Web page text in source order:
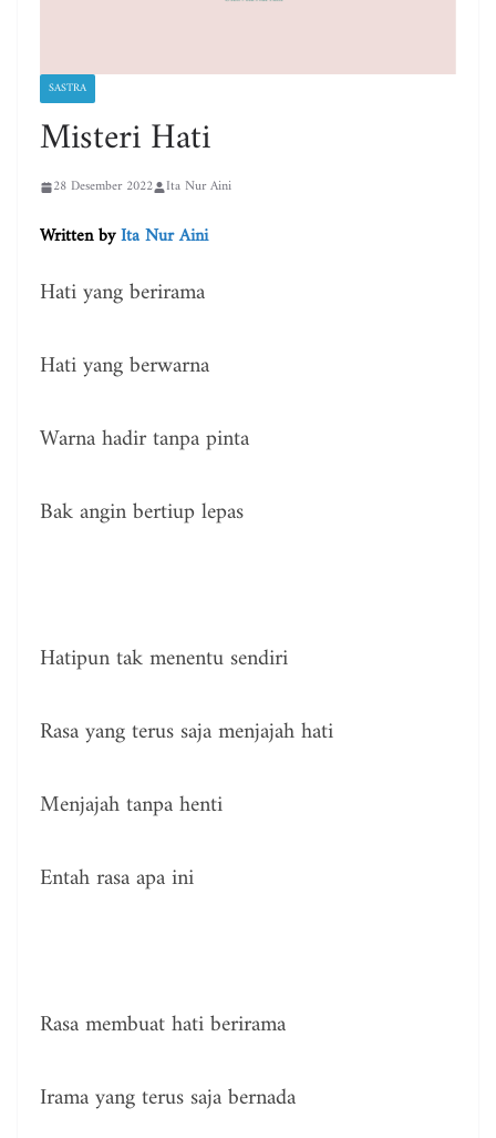
SASTRA
Misteri Hati
28 Desember 2022 Ita Nur Aini
Written byIta Nur Aini
Hati yang berirama
Hati yang berwarna
Warna hadir tanpa pinta
Bak angin bertiup lepas
Hatipun tak menentu sendiri
Rasa yang terus saja menjajah hati
Menjajah tanpa henti
Entah rasa apa ini
Rasa membuat hati berirama
Irama yang terus saja bernada